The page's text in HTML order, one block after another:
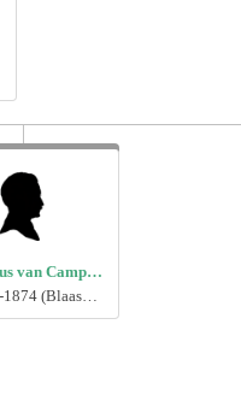
Ludovicus van Campenhout (1712.)
☼ 27-07-1874 (Blaasveld, België)